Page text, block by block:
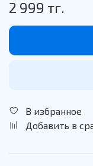
2 999 тг.
В избранное
Добавить в